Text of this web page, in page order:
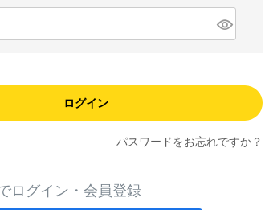
ログイン
パスワードをお忘れですか？
ログイン・会員登録